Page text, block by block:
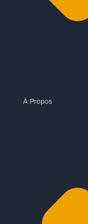
À Propos